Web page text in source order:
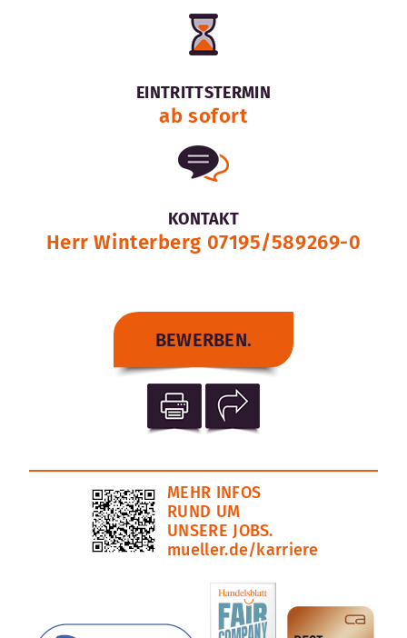
EINTRITTSTERMIN
ab sofort
KONTAKT
Herr Winterberg 07195/589269-0
BEWERBEN.
MEHR INFOS
RUND UM
UNSERE JOBS.
mueller.de/karriere